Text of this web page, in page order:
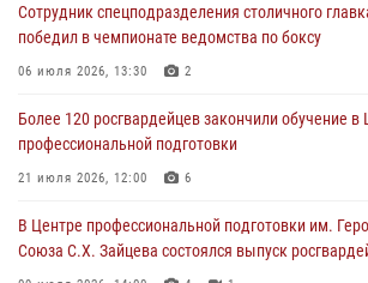
Московские росгвардейцы пришли на помощь
сломался автомобиль на проезжей части (Видео)
02 августа 2026, 11:54
Сотрудник спецподразделения столичного
победил в чемпионате ведомства по боксу
06 июля 2026, 13:30 2
Более 120 росгвардейцев закончили обучение в
профессиональной подготовки
21 июля 2026, 12:00 6
В Центре профессиональной подготовки им.
Союза С.Х. Зайцева состоялся выпуск